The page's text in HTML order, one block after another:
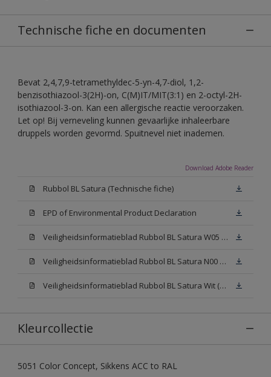
Technische fiche en documenten
Bevat 2,4,7,9-tetramethyldec-5-yn-4,7-diol, 1,2-
benzisothiazool-3(2H)-on, C(M)IT/MIT(3:1) en 2-octyl-2H-
isothiazool-3-on. Kan een allergische reactie veroorzaken.
Let op! Bij verneveling kunnen gevaarlijke inhaleerbare
druppels worden gevormd. Spuitnevel niet inademen.
Download Adobe Reader
Rubbol BL Satura (Technische fiche)
EPD of Environmental Product Declaration
Veiligheidsinformatieblad Rubbol BL Satura W05 (SDS)
Veiligheidsinformatieblad Rubbol BL Satura N00 (SDS)
Veiligheidsinformatieblad Rubbol BL Satura Wit (SDS)
Kleurcollectie
5051 Color Concept, Sikkens ACC to RAL